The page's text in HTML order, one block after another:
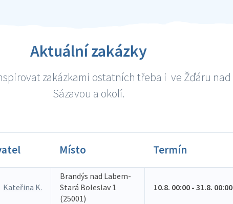
Aktuální zakázky
zakázkami ostatních třeba i ve Žďáru nad
Sázavou a okolí.
Místo Termín
Kateřina K.
Brandýs nad Labem-
Stará Boleslav 1
(25001)
10.8. 00:00 - 31.8. 00:00